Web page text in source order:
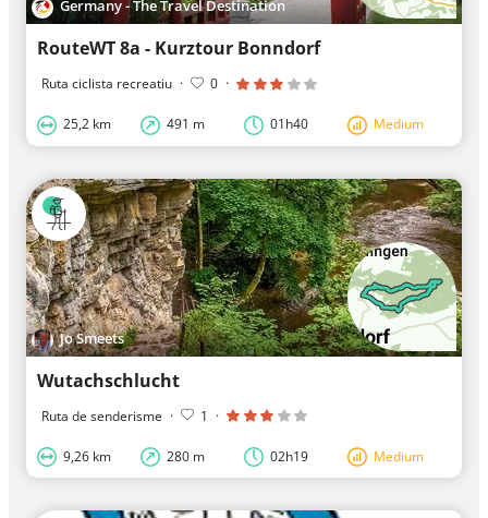
Germany - The Travel Destination
RouteWT 8a - Kurztour Bonndorf
Ruta ciclista recreatiu · 0 ·
25,2 km 491 m 01h40 Medium
Jo Smeets
Wutachschlucht
Ruta de senderisme · 1 ·
9,26 km 280 m 02h19 Medium